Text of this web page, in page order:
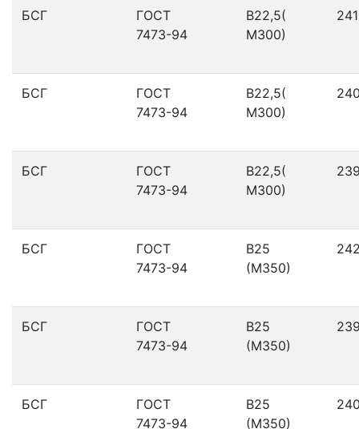
БСГ
ГОСТ
7473-94
В22,5(
М300)
БСГ
ГОСТ
7473-94
В22,5(
М300)
БСГ
ГОСТ
7473-94
В22,5(
М300)
БСГ
ГОСТ
7473-94
В25
(М350)
БСГ
ГОСТ
7473-94
В25
(М350)
БСГ
ГОСТ
7473-94
В25
(М350)